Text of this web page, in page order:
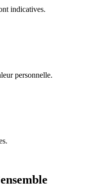
indicatives.
personnelle.